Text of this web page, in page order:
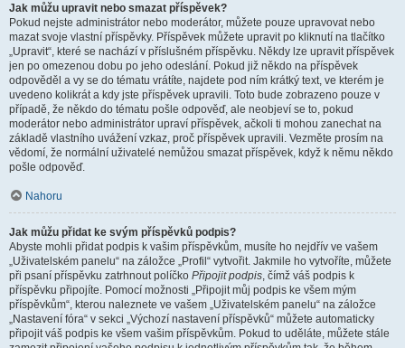
Jak můžu upravit nebo smazat příspěvek?
Pokud nejste administrátor nebo moderátor, můžete pouze upravovat nebo
mazat svoje vlastní příspěvky. Příspěvek můžete upravit po kliknutí na tlačítko
„Upravit“, které se nachází v příslušném příspěvku. Někdy lze upravit příspěvek
jen po omezenou dobu po jeho odeslání. Pokud již někdo na příspěvek
odpověděl a vy se do tématu vrátíte, najdete pod ním krátký text, ve kterém je
uvedeno kolikrát a kdy jste příspěvek upravili. Toto bude zobrazeno pouze v
případě, že někdo do tématu pošle odpověď, ale neobjeví se to, pokud
moderátor nebo administrátor upraví příspěvek, ačkoli ti mohou zanechat na
základě vlastního uvážení vzkaz, proč příspěvek upravili. Vezměte prosím na
vědomí, že normální uživatelé nemůžou smazat příspěvek, když k němu někdo
pošle odpověď.
Nahoru
Jak můžu přidat ke svým příspěvků podpis?
Abyste mohli přidat podpis k vašim příspěvkům, musíte ho nejdřív ve vašem
„Uživatelském panelu“ na záložce „Profil“ vytvořit. Jakmile ho vytvoříte, můžete
při psaní příspěvku zatrhnout políčko Připojit podpis, čímž váš podpis k
příspěvku připojíte. Pomocí možnosti „Připojit můj podpis ke všem mým
příspěvkům“, kterou naleznete ve vašem „Uživatelském panelu“ na záložce
„Nastavení fóra“ v sekci „Výchozí nastavení příspěvků“ můžete automaticky
připojit váš podpis ke všem vašim příspěvkům. Pokud to uděláte, můžete stále